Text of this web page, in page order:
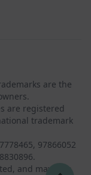
are the
are registered
trademark
97866052
and may be a